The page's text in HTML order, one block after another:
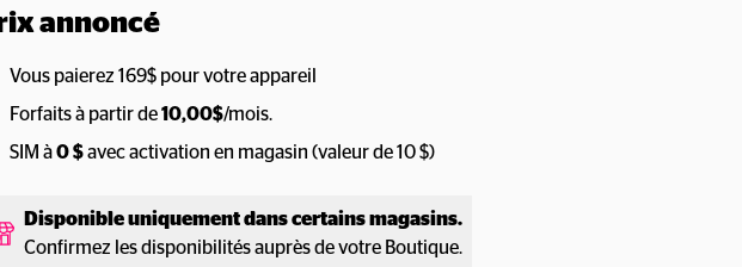
annoncé
Vous paierez 169$ pour votreappareil
Forfaits à partir de10,00$/mois.
SIM à0 $avec activation en magasin (valeur de 10 $)
Disponible uniquement dans certains magasins.
Confirmez les disponibilités auprès de votre Boutique.